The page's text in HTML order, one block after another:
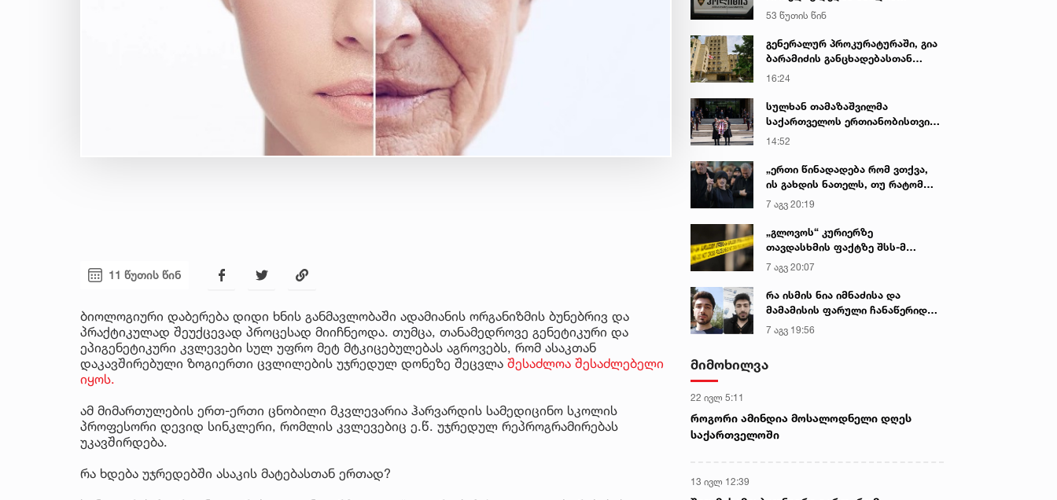
11 წუთის წინ
ბიოლოგიური დაბერება დიდი ხნის განმავლობაში ადამიანის ორგანიზმის ბუნებრივ და
პრაქტიკულად შეუქცევად პროცესად მიიჩნეოდა. თუმცა, თანამედროვე გენეტიკური და
ეპიგენეტიკური კვლევები სულ უფრო მეტ მტკიცებულებას აგროვებს, რომ ასაკთან
დაკავშირებული ზოგიერთი ცვლილების უჯრედულ დონეზე შეცვლა შესაძლოა შესაძლებელი
იყოს.
ამ მიმართულების ერთ-ერთი ცნობილი მკვლევარია ჰარვარდის სამედიცინო სკოლის
პროფესორი დევიდ სინკლერი, რომლის კვლევებიც ე.წ. უჯრედულ რეპროგრამირებას
უკავშირდება.
რა ხდება უჯრედებში ასაკის მატებასთან ერთად?
გადაწვით დაემუქრა
53 წუთის წინ
გენერალურ პროკურატურაში, გია
ბარამიძის განცხადებასთან
დაკავშირებით დაწყებული
ვეტერანები გამოიკითხა - რა
არის ამ დროისთვის ცნობილი
16:24
სულხან თამაზაშვილმა
საქართველოს ერთიანობისთვის
დაღუპული პოლიციელების
14:52
„ერთი წინადადება რომ ვთქვა,
ის გახდის ნათელს, თუ რატომ
იყო ნია იმნაძე წამქეზებელი...“ -
გიგა ავალიანის დედა
7 აგვ 20:19
„გლოვოს“ კურიერზე
თავდასხმის ფაქტზე შსს-მ
გამოძიება დაიწყო
7 აგვ 20:07
რა ისმის ნია იმნაძისა და
მამამისის ფარული ჩანაწერიდან
- გიგა ავალიანის მკვლელობის
საქმე
7 აგვ 19:56
მიმოხილვა
22 ივლ 5:11
როგორი ამინდია მოსალოდნელი დღეს
საქართველოში
13 ივლ 12:39